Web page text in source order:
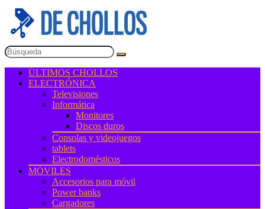
ÚLTIMOS CHOLLOS
ELECTRÓNICA
Televisiones
Informática
Monitores
Discos duros
Consolas y videojuegos
tablets
Electrodomésticos
MÓVILES
Accesorios para móvil
Power banks
Cargadores